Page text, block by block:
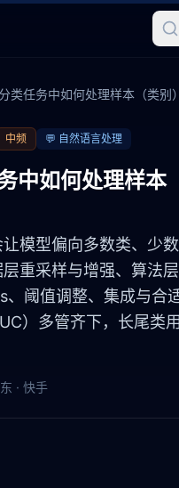
类任务中如何处理样本（类别
中频 💬 自然语言处理
中如何处理样本
模型偏向多数类、少
重采样与增强、算法
、阈值调整、集成与合
）多管齐下，长尾类
· 快手